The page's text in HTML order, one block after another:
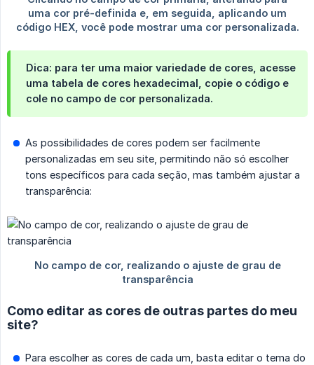
Dica: para ter uma maior variedade de cores, acesse
uma tabela de cores hexadecimal , copie o código e
cole no campo de cor personalizada.
As possibilidades de cores podem ser facilmente
personalizadas em seu site, permitindo não só escolher
tons específicos para cada seção, mas também ajustar a
transparência:
Como editar as cores de outras partes do meu
site?
Para escolher as cores de cada um, basta editar o tema do